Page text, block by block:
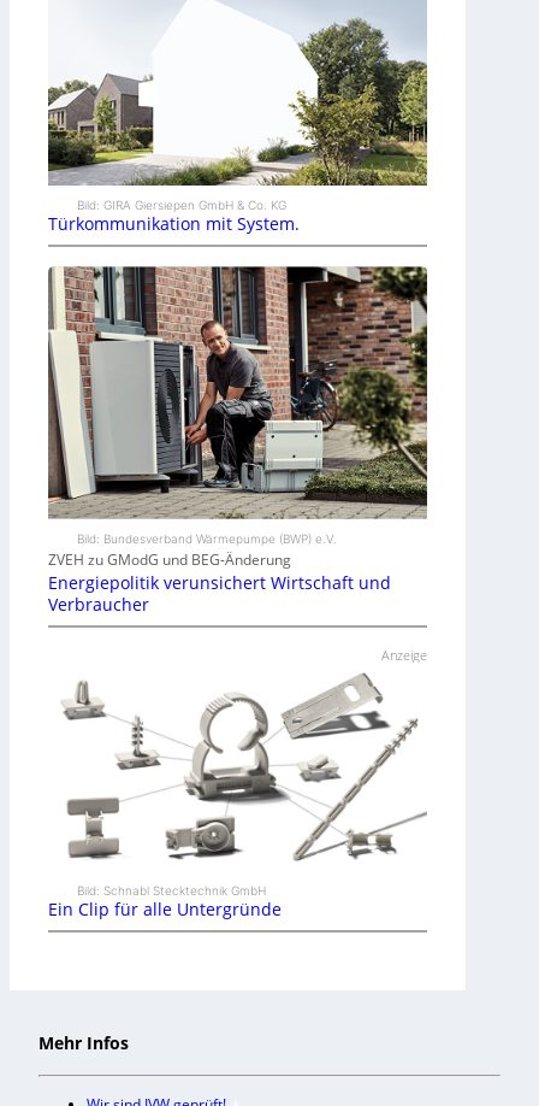
Bild: GIRA Giersiepen GmbH & Co. KG
Türkommunikation mit System.
Bild: Bundesverband Wärmepumpe (BWP) e.V.
ZVEH zu GModG und BEG-Änderung
Energiepolitik verunsichert Wirtschaft und
Verbraucher
Anzeige
Bild: Schnabl Stecktechnik GmbH
Ein Clip für alle Untergründe
Mehr Infos